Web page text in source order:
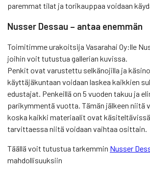
paremmat tilat ja torikauppaa voidaan
Nusser Dessau – antaa enemmän
Toimitimme urakoitsija Vasarahai Oy:lle
joihin voit tutustua gallerian kuvissa.
Penkit ovat varustettu selkänojilla ja
käyttäjäkuntaan voidaan laskea kaikkien
edustajat. Penkeillä on 5 vuoden takuu ja
parikymmentä vuotta. Tämän jälkeen niitä
koska kaikki materiaalit ovat
tarvittaessa niitä voidaan vaihtaa osittain.
Täällä voit tutustua tarkemmin Nusser
mahdollisuuksiin